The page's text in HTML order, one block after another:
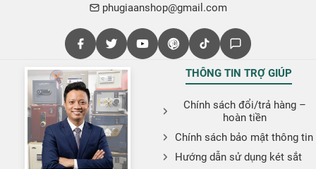
phugiaanshop@gmail.com
THÔNG TIN TRỢ GIÚP
Chính sách đổi/trả hàng –
hoàn tiền
Chính sách bảo mật thông tin
Hướng dẫn sử dụng két sắt